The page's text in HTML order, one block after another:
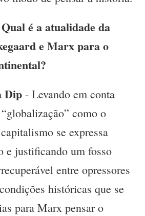
é a atualidade da
e Marx para o
Dip - Levando em conta
como o
se expressa
e justificando um fosso
entre opressores
históricas que se
para Marx pensar o